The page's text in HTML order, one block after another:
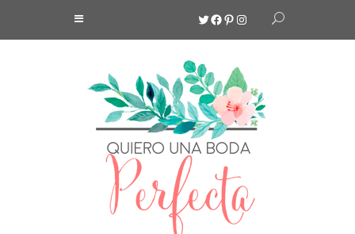
Twitter
Facebook
Pinterest
Instagram